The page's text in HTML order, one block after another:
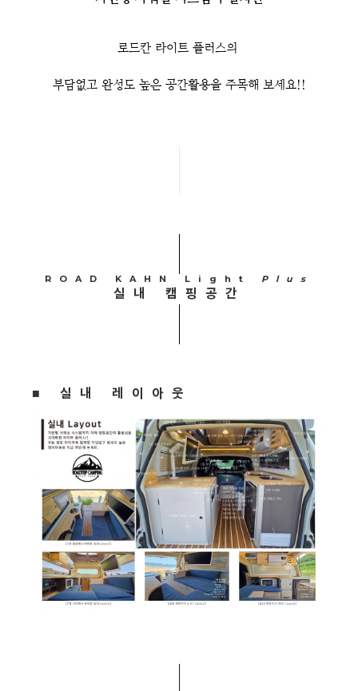
로드칸 라이트 플러스의
부담없고 완성도 높은 공간활용을 주목해 보세요!!
ROAD KAHN Light Plus
실내 캠핑공간
■ 실내 레이아웃